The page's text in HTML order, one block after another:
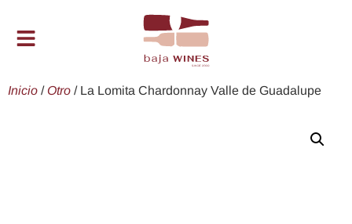
Inicio / Otro / La Lomita Chardonnay Valle de Guadalupe